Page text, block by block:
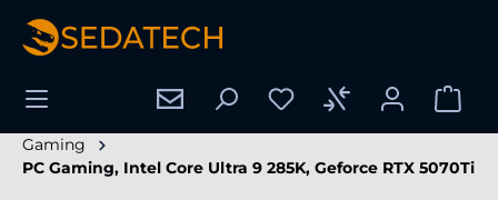
principal
Gaming
PC Gaming, Intel Core Ultra 9 285K, Geforce RTX 5070Ti